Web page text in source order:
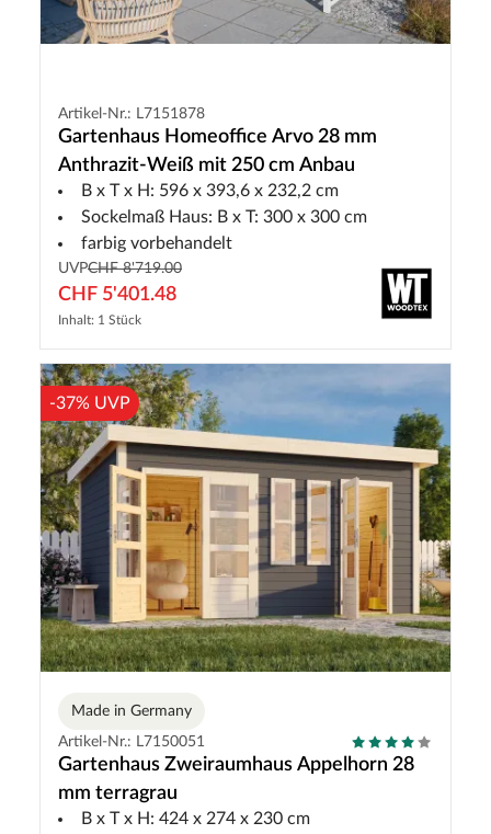
Artikel-Nr.: L7151878
Gartenhaus Homeoffice Arvo 28 mm
Anthrazit-Weiß mit 250 cm Anbau
B x T x H: 596 x 393,6 x 232,2 cm
Sockelmaß Haus: B x T: 300 x 300 cm
farbig vorbehandelt
UVPCHF 8'719.00
CHF 5'401.48
Inhalt: 1 Stück
-37% UVP
Made in Germany
Artikel-Nr.: L7150051
Gartenhaus Zweiraumhaus Appelhorn 28
mm terragrau
B x T x H: 424 x 274 x 230 cm